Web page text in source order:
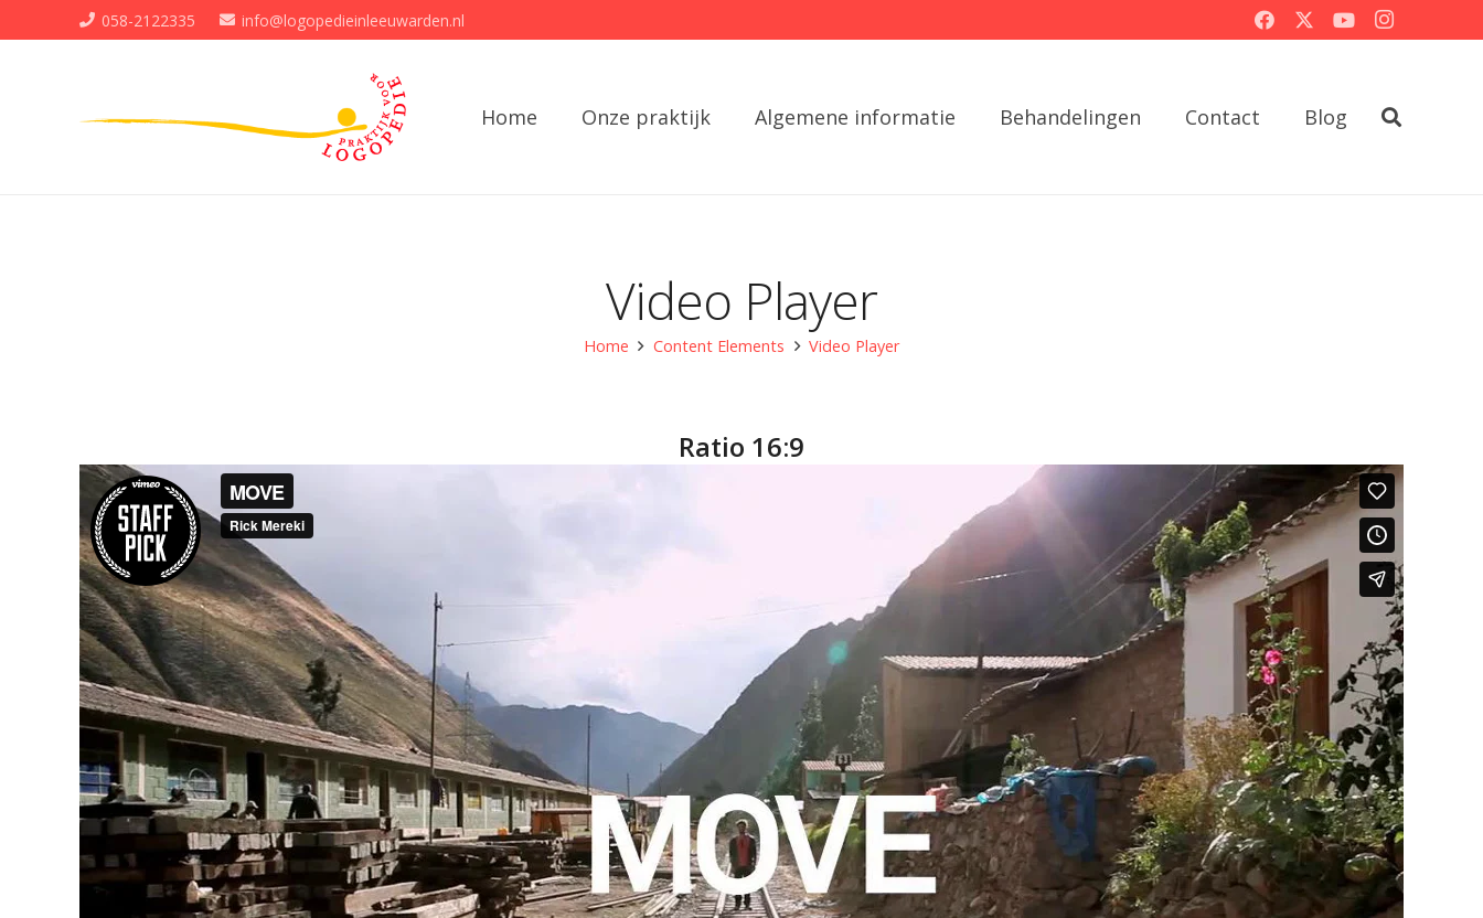
058-2122335 info@logopedieinleeuwarden.nl
Home Onze praktijk Algemene informatie Behandelingen Contact Blog
Video Player
Home Content Elements Video Player
Ratio 16:9